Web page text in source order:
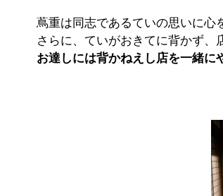
蔦重は同志であるていの思いに心
さらに、ていがおきてに背かず、
お達しには背かねえし店を一緒に